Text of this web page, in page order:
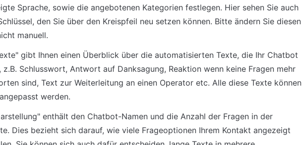
Sprache, sowie die angebotenen Kategorien festlegen. Hier sehen Sie auch
den Sie über den Kreispfeil neu setzen können. Bitte ändern Sie diesen
manuell.
gibt Ihnen einen Überblick über die automatisierten Texte, die Ihr Chatbot
z.B. Schlusswort, Antwort auf Danksagung, Reaktion wenn keine Fragen mehr
sind, Text zur Weiterleitung an einen Operator etc. Alle diese Texte können
werden.
enthält den Chatbot-Namen und die Anzahl der Fragen in der
Dies bezieht sich darauf, wie viele Frageoptionen Ihrem Kontakt angezeigt